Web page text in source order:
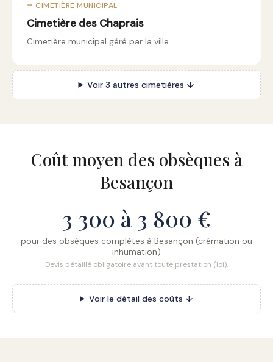
⚰️ CIMETIÈRE MUNICIPAL
Cimetière des Chaprais
Cimetière municipal géré par la ville.
Voir 3 autres cimetières ↓
Coût moyen des obsèques à
Besançon
3 300 à 3 800 €
pour des obsèques complètes à Besançon (crémation ou
inhumation)
Devis détaillé obligatoire avant toute prestation (loi).
Voir le détail des coûts ↓